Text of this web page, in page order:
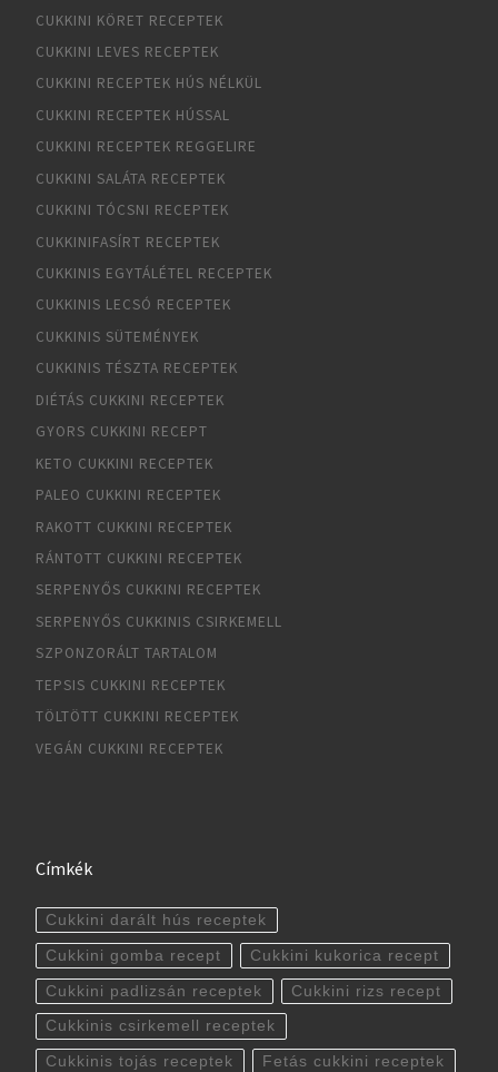
CUKKINI KÖRET RECEPTEK
CUKKINI LEVES RECEPTEK
CUKKINI RECEPTEK HÚS NÉLKÜL
CUKKINI RECEPTEK HÚSSAL
CUKKINI RECEPTEK REGGELIRE
CUKKINI SALÁTA RECEPTEK
CUKKINI TÓCSNI RECEPTEK
CUKKINIFASÍRT RECEPTEK
CUKKINIS EGYTÁLÉTEL RECEPTEK
CUKKINIS LECSÓ RECEPTEK
CUKKINIS SÜTEMÉNYEK
CUKKINIS TÉSZTA RECEPTEK
DIÉTÁS CUKKINI RECEPTEK
GYORS CUKKINI RECEPT
KETO CUKKINI RECEPTEK
PALEO CUKKINI RECEPTEK
RAKOTT CUKKINI RECEPTEK
RÁNTOTT CUKKINI RECEPTEK
SERPENYŐS CUKKINI RECEPTEK
SERPENYŐS CUKKINIS CSIRKEMELL
SZPONZORÁLT TARTALOM
TEPSIS CUKKINI RECEPTEK
TÖLTÖTT CUKKINI RECEPTEK
VEGÁN CUKKINI RECEPTEK
Címkék
Cukkini darált hús receptek
Cukkini gomba recept Cukkini kukorica recept
Cukkini padlizsán receptek Cukkini rizs recept
Cukkinis csirkemell receptek
Cukkinis tojás receptek Fetás cukkini receptek